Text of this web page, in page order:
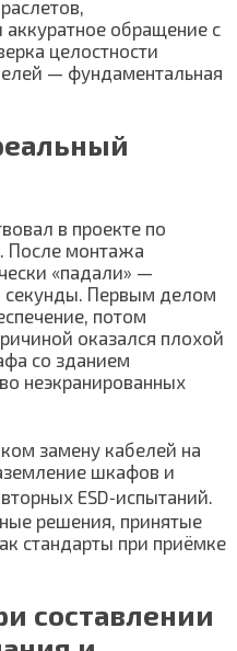
аккуратное обращение с
целостности
— фундаментальная
в проекте по
После монтажа
«падали» —
секунды. Первым делом
потом
оказался плохой
со зданием
неэкранированных
замену кабелей на
шкафов и
ESD‑испытаний.
решения, принятые
стандарты при приёмке
составлении